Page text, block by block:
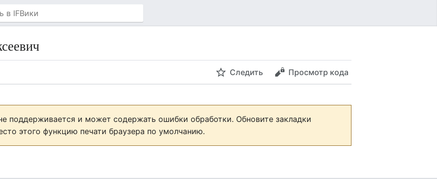
Следить Просмотр кода
поддерживается и может содержать ошибки обработки. Обновите закладки
этого функцию печати браузера по умолчанию.